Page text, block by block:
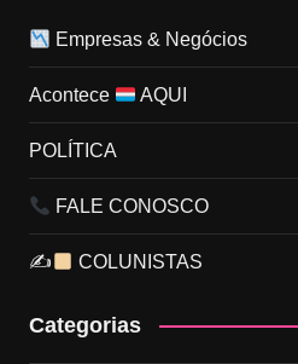
Empresas & Negócios
Acontece AQUI
POLÍTICA
FALE CONOSCO
✍ COLUNISTAS
Categorias